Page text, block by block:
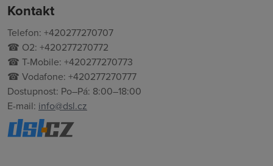
Kontakt
Telefon: +420277270707
☎ O2: +420277270772
☎ T-Mobile: +420277270773
☎ Vodafone: +420277270777
Dostupnost: Po–Pá: 8:00–18:00
E-mail: info@dsl.cz